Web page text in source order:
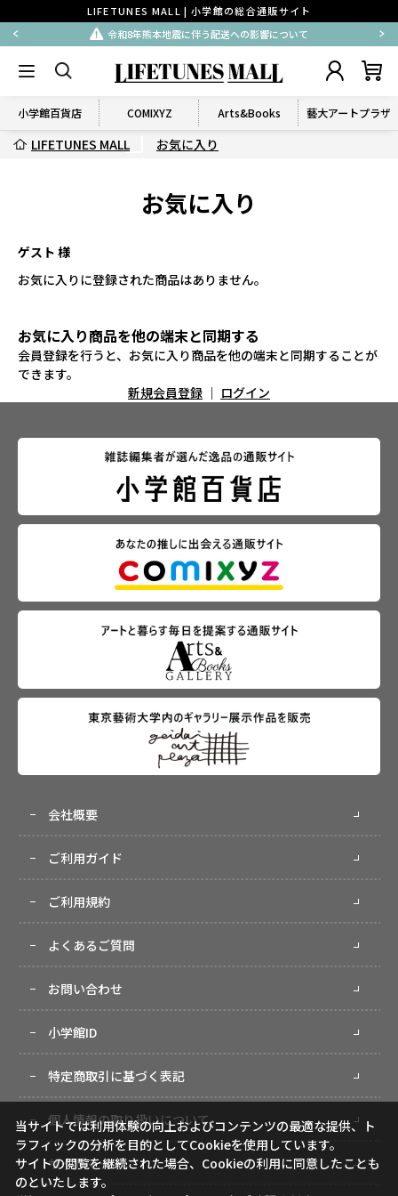
LIFETUNES MALL | 小学館の総合通販サイト
令和8年熊本地震に伴う配送への影響について
小学館百貨店 COMIXYZ Arts&Books 藝大アートプラザ
LIFETUNES MALL お気に入り
お気に入り
ゲスト 様
お気に入りに登録された商品はありません。
お気に入り商品を他の端末と同期する
会員登録を行うと、お気に入り商品を他の端末と同期することが
できます。
新規会員登録 ｜ ログイン
会社概要
ご利用ガイド
ご利用規約
よくあるご質問
お問い合わせ
小学館ID
特定商取引に基づく表記
個人情報の取り扱いについて
サイトマップ
当サイトでは利用体験の向上およびコンテンツの最適な提供、ト
ラフィックの分析を目的としてCookieを使用しています。
サイトの閲覧を継続された場合、Cookieの利用に同意したことも
のといたします。